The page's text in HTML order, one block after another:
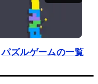
パズルゲームの一覧